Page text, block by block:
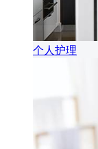
个人护理